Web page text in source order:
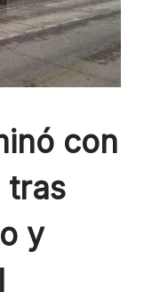
con
tras
y